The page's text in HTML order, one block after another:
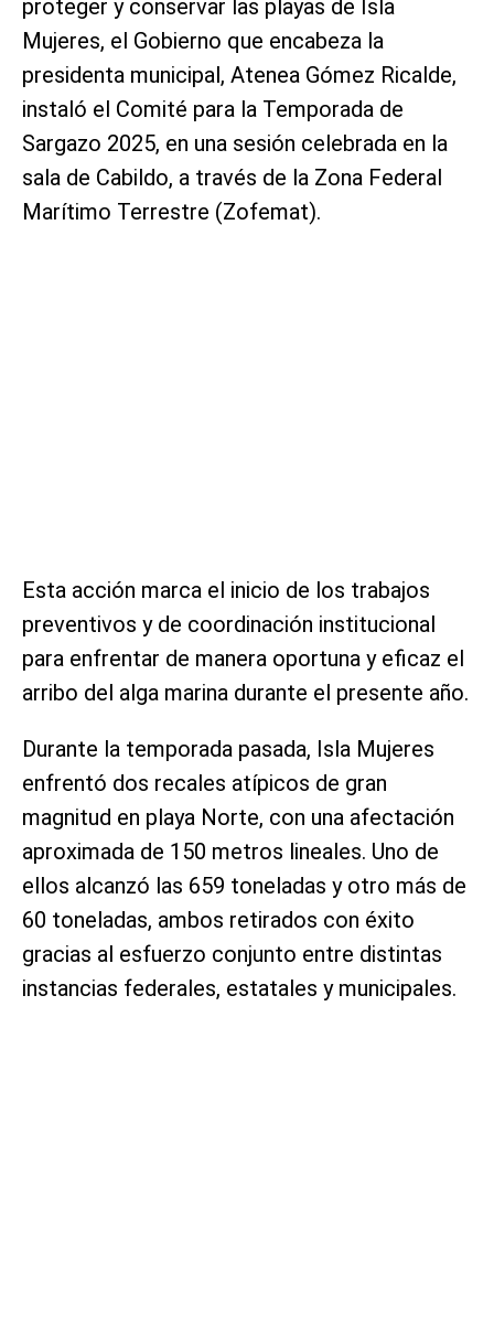
proteger y conservar las playas de Isla
Mujeres, el Gobierno que encabeza la
presidenta municipal, Atenea Gómez Ricalde,
instaló el Comité para la Temporada de
Sargazo 2025, en una sesión celebrada en la
sala de Cabildo, a través de la Zona Federal
Marítimo Terrestre (Zofemat).
Esta acción marca el inicio de los trabajos
preventivos y de coordinación institucional
para enfrentar de manera oportuna y eficaz el
arribo del alga marina durante el presente año.
Durante la temporada pasada, Isla Mujeres
enfrentó dos recales atípicos de gran
magnitud en playa Norte, con una afectación
aproximada de 150 metros lineales. Uno de
ellos alcanzó las 659 toneladas y otro más de
60 toneladas, ambos retirados con éxito
gracias al esfuerzo conjunto entre distintas
instancias federales, estatales y municipales.